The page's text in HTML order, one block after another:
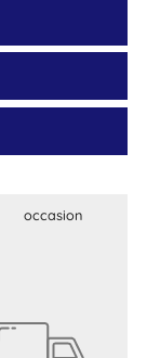
occasion